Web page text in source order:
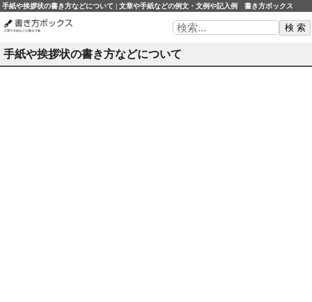
手紙や挨拶状の書き方などについて | 文章や手紙などの例文・文例や記入例 書き方ボックス
手紙や挨拶状の書き方などについて